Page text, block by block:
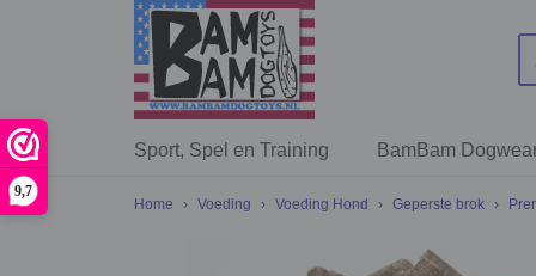
9,7
Sport, Spel en Training BamBam
Home › Voeding › Voeding Hond › Geperste brok ›